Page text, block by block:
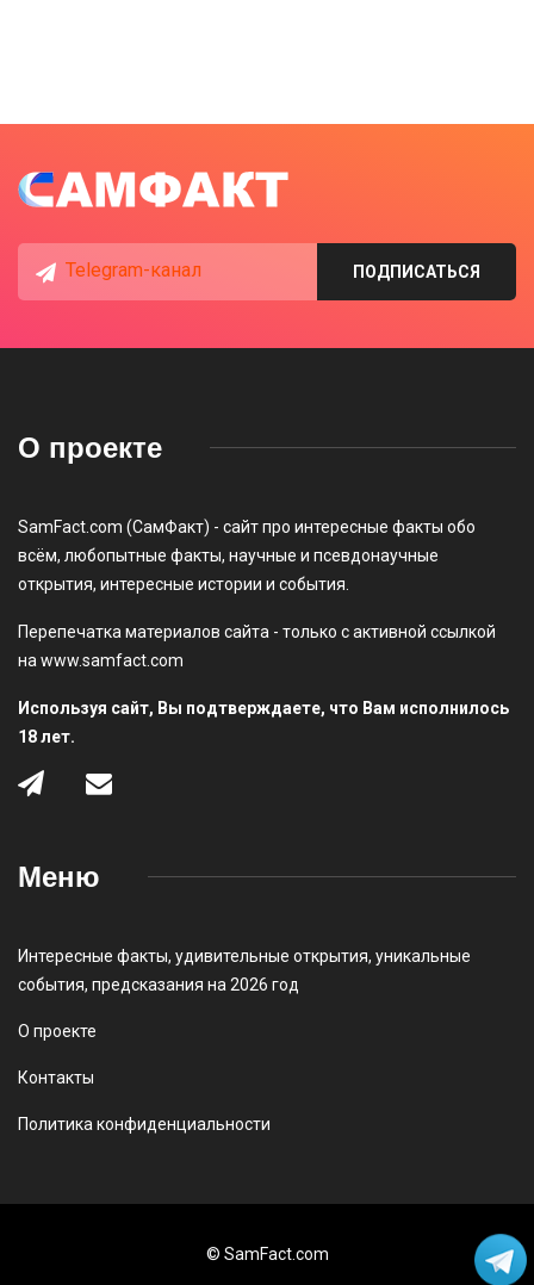
Telegram-канал ПОДПИСАТЬСЯ
О проекте
SamFact.com (СамФакт) - сайт про интересные факты обо
всём, любопытные факты, научные и псевдонаучные
открытия, интересные истории и события.
Перепечатка материалов сайта - только с активной ссылкой
на www.samfact.com
Используя сайт, Вы подтверждаете, что Вам исполнилось
18 лет.
Меню
Интересные факты, удивительные открытия, уникальные
события, предсказания на 2026 год
О проекте
Контакты
Политика конфиденциальности
© SamFact.com